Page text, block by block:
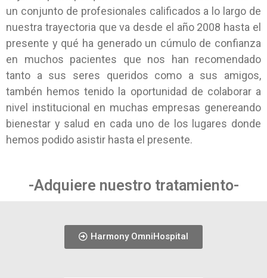
un conjunto de profesionales calificados a lo largo de
nuestra trayectoria que va desde el año 2008 hasta el
presente y qué ha generado un cúmulo de confianza
en muchos pacientes que nos han recomendado
tanto a sus seres queridos como a sus amigos,
tambén hemos tenido la oportunidad de colaborar a
nivel institucional en muchas empresas genereando
bienestar y salud en cada uno de los lugares donde
hemos podido asistir hasta el presente.
-Adquiere nuestro tratamiento-
Harmony OmniHospital